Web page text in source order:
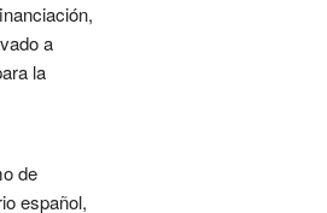
a
la
de
español,